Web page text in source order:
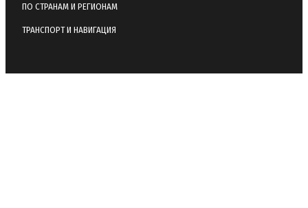
ПО СТРАНАМ И РЕГИОНАМ
ТРАНСПОРТ И НАВИГАЦИЯ